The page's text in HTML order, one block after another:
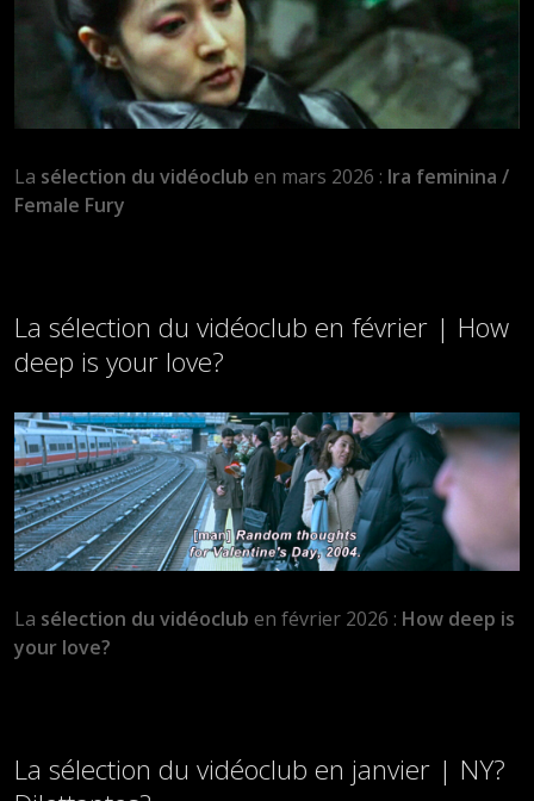
La sélection du vidéoclub en mars 2026 : Ira feminina /
Female Fury
La sélection du vidéoclub en février | How
deep is your love?
La sélection du vidéoclub en février 2026 : How deep is
your love?
La sélection du vidéoclub en janvier | NY?